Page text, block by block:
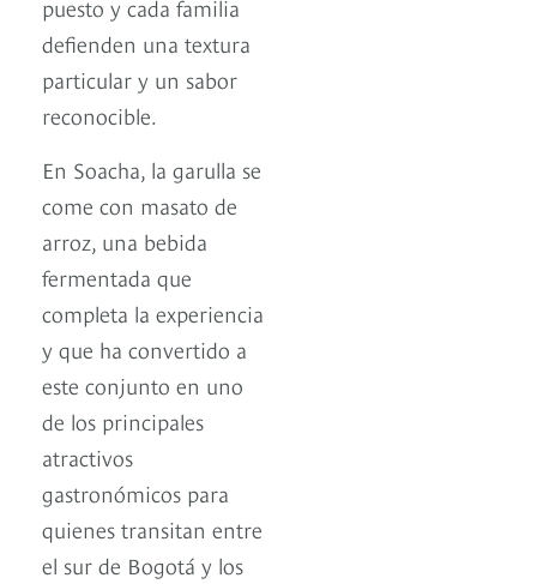
puesto y cada familia
defienden una textura
particular y un sabor
reconocible.
En Soacha, la garulla se
come con masato de
arroz, una bebida
fermentada que
completa la experiencia
y que ha convertido a
este conjunto en uno
de los principales
atractivos
gastronómicos para
quienes transitan entre
el sur de Bogotá y los